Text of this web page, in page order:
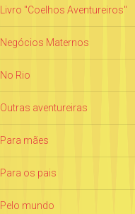
Livro "Coelhos Aventureiros"
Negócios Maternos
No Rio
Outras aventureiras
Para mães
Para os pais
Pelo mundo